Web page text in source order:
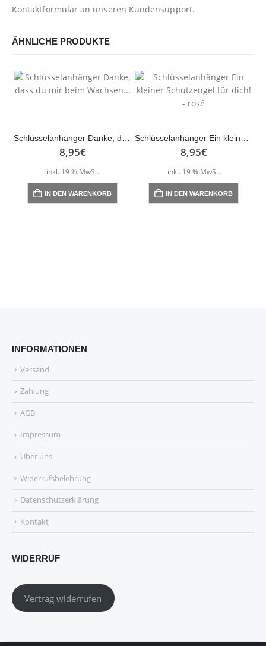
Kontaktformular an unseren Kundensupport.
ÄHNLICHE PRODUKTE
8,95€
inkl. 19 % MwSt.
IN DEN WARENKORB
8,95€
inkl. 19 % MwSt.
IN DEN WARENKORB
INFORMATIONEN
Versand
Zahlung
AGB
Impressum
Über uns
Widerrufsbelehrung
Datenschutzerklärung
Kontakt
WIDERRUF
Vertrag widerrufen